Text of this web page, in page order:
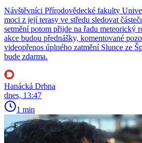
Návštěvníci Přírodovědecké fakulty
moci z její terasy ve středu sledovat
setmění potom přijde na řadu meteorický
akce budou přednášky, komentované
videopřenos úplného zatmění Slunce ze
bude zdarma.
Hanácká Drbna
dnes, 13:47
1 min